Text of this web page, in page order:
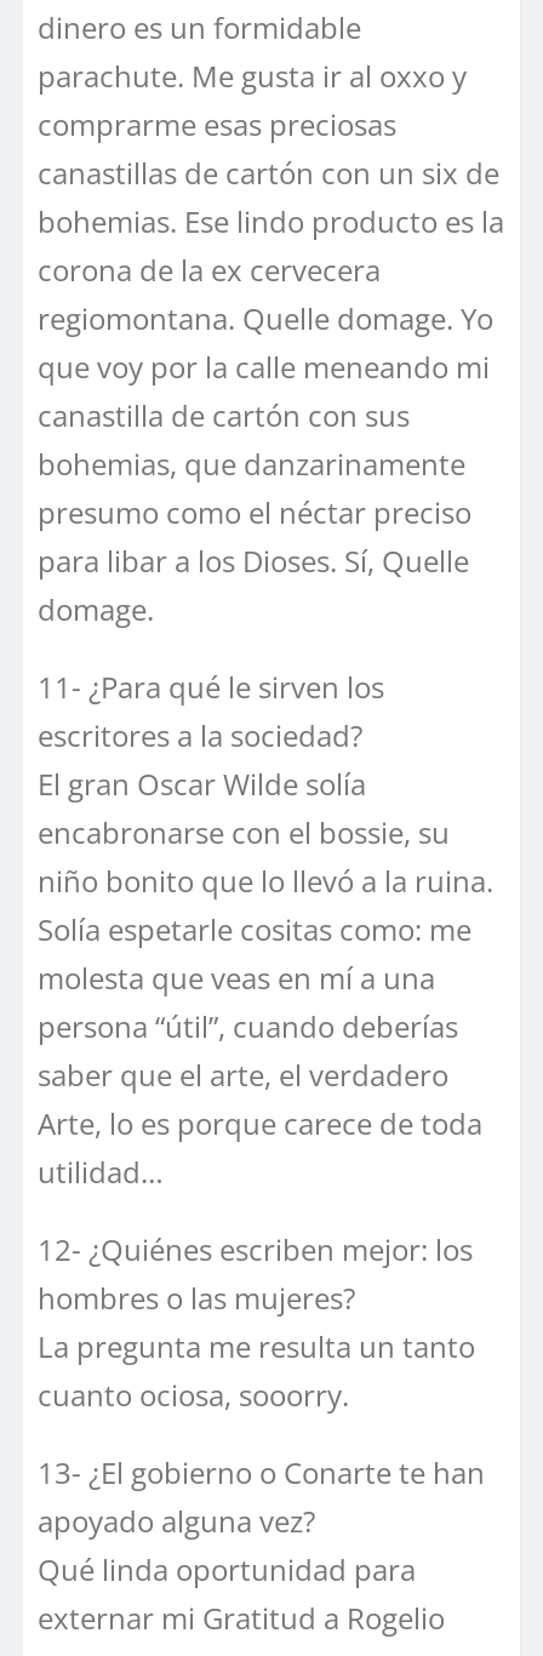
dinero es un formidable
parachute. Me gusta ir al oxxo y
comprarme esas preciosas
canastillas de cartón con un six de
bohemias. Ese lindo producto es la
corona de la ex cervecera
regiomontana. Quelle domage. Yo
que voy por la calle meneando mi
canastilla de cartón con sus
bohemias, que danzarinamente
presumo como el néctar preciso
para libar a los Dioses. Sí, Quelle
domage.
11- ¿Para qué le sirven los
escritores a la sociedad?
El gran Oscar Wilde solía
encabronarse con el bossie, su
niño bonito que lo llevó a la ruina.
Solía espetarle cositas como: me
molesta que veas en mí a una
persona “útil”, cuando deberías
saber que el arte, el verdadero
Arte, lo es porque carece de toda
utilidad…
12- ¿Quiénes escriben mejor: los
hombres o las mujeres?
La pregunta me resulta un tanto
cuanto ociosa, sooorry.
13- ¿El gobierno o Conarte te han
apoyado alguna vez?
Qué linda oportunidad para
externar mi Gratitud a Rogelio